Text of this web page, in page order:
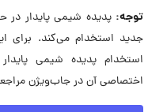
توجه:
جدید استخدام می‌کند. برای
استخدام پدیده شیمی
اختصاصی آن در جاب‌ویژن